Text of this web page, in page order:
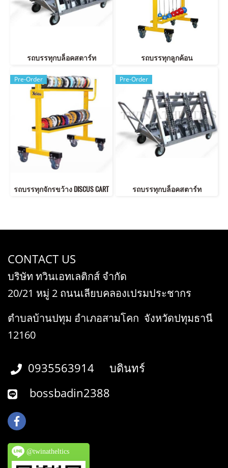
รถบรรทุกบล็อคสตาร์ท รถบรรทุกลูกค้อน
Pre-Order
รถบรรทุกจักรขว้าง DISCUS CART
Pre-Order
รถบรรทุกบล็อคสตาร์ท
CONTACT US
บริษัท ทวินเอทเลติกส์ จำกัด
20/21 หมู่ 2 ถนนเลียบคลองเปรมประชากร
ตำบลบ้านปทุม อำเภอสามโคก จังหวัดปทุมธานี
12160
0935563914 บดินทร์
bossbadin2388
@twinatheltics